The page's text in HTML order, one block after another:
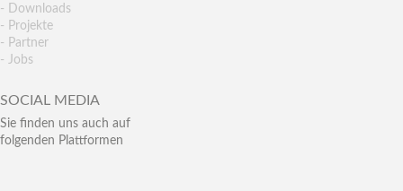
- Downloads
- Projekte
- Partner
- Jobs
SOCIAL MEDIA
Sie finden uns auch auf
folgenden Plattformen